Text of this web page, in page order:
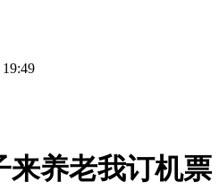
来养老我订机票